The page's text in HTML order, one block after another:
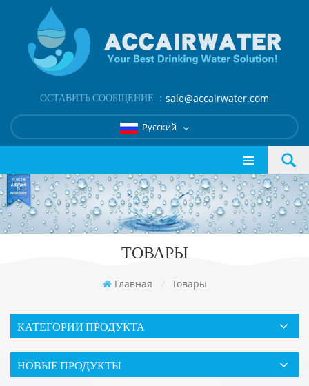
ОСТАВИТЬ СООБЩЕНИЕ ： sale@accairwater.com
Русский
ТОВАРЫ
Главная / Товары
КАТЕГОРИИ ПРОДУКТА
НОВЫЕ ПРОДУКТЫ